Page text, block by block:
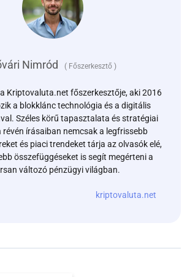
smarter
way
crypto
leverage
Nimród ( Főszerkesztő )
Kriptovaluta.net főszerkesztője, aki 2016
a blokklánc technológia és a digitális
Széles körű tapasztalata és stratégiai
révén írásaiban nemcsak a legfrissebb
és piaci trendeket tárja az olvasók elé,
összefüggéseket is segít megérteni a
változó pénzügyi világban.
kriptovaluta.net